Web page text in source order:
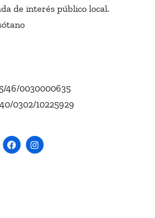
de interés público local.
46/0030000635
0302/10225929